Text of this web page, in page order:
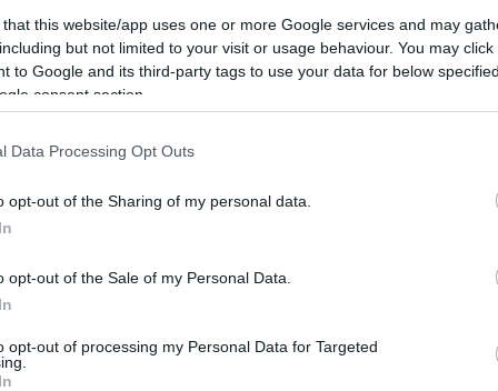
that this website/app uses one or more Google services and may
but not limited to your visit or usage behaviour. You may
to Google and its third-party tags to use your data for below
consent section.
Data Processing Opt Outs
opt-out of the Sharing of my personal data.
opt-out of the Sale of my Personal Data.
opt-out of processing my Personal Data for Targeted
με μεγάλα ακαδημαϊκά ιδρύματα του
Το Harvard έρχεται στην Ελλάδα, όπως
το Yale, το Columbia, το Πανεπιστήμιο της
ETH, η Χαϊδελβέργη, το Imperial και πολλά,
Θα σας δώσουμε τη λίστα με τις 60 από
ο κ. Πιερρακάκης ανακοίνωσε ότι τα ελληνικά
θα λάβουν ενίσχυση ύψους 20
με ξένα πανεπιστήμια για μεταπτυχιακούς